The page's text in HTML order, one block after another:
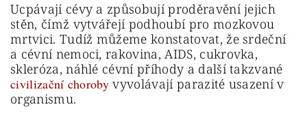
Ucpávají cévy a způsobují proděravění jejich
stěn, čímž vytvářejí podhoubí pro mozkovou
mrtvici. Tudíž můžeme konstatovat, že srdeční
a cévní nemoci, rakovina, AIDS, cukrovka,
skleróza, náhlé cévní příhody a další takzvané
civilizační chorobyvyvolávají parazité usazení v
organismu.